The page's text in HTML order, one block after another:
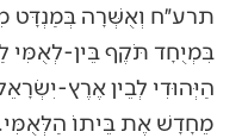
תרע״ח וְאֻשְּׁרָה בְּמַנְדָּט
בִּמְיֻחָד תֹּקֶף בֵּין-לְאֻמִּי
הַיְּהוּדִי לְבֵין אֶרֶץ-
מֵחָדָשׁ אֶת בֵּיתוֹ